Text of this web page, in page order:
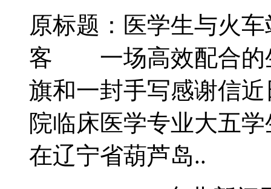
原标题：医学生与火
客 一场高效配合的
旗和一封手写感谢信
院临床医学专业大五
在辽宁省葫芦岛..